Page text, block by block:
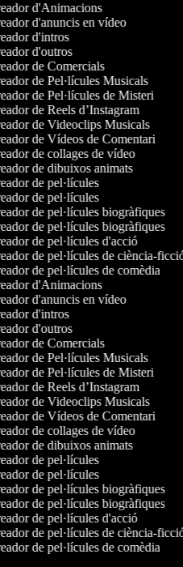
d'Animacions
d'anuncis en vídeo
d'intros
d'outros
de Comercials
de Pel·lícules Musicals
de Pel·lícules de Misteri
de Reels d’Instagram
de Videoclips Musicals
de Vídeos de Comentari
de collages de vídeo
de dibuixos animats
de pel·lícules
de pel·lícules
de pel·lícules biogràfiques
de pel·lícules biogràfiques
de pel·lícules d'acció
de pel·lícules de ciència-ficció
de pel·lícules de comèdia
d'Animacions
d'anuncis en vídeo
d'intros
d'outros
de Comercials
de Pel·lícules Musicals
de Pel·lícules de Misteri
de Reels d’Instagram
de Videoclips Musicals
de Vídeos de Comentari
de collages de vídeo
de dibuixos animats
de pel·lícules
de pel·lícules
de pel·lícules biogràfiques
de pel·lícules biogràfiques
de pel·lícules d'acció
de pel·lícules de ciència-ficció
de pel·lícules de comèdia